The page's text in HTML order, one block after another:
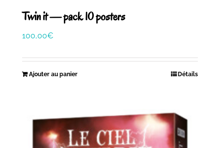
Twin it — pack 10 posters
100,00€
Ajouter au panier Détails